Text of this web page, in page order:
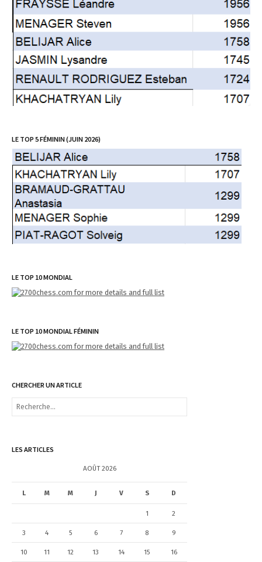
LE TOP 5 FÉMININ (JUIN 2026)
LE TOP 10 MONDIAL
LE TOP 10 MONDIAL FÉMININ
CHERCHER UN ARTICLE
R
r
e
LES ARTICLES
AOÛT 2026
L M M J V S D
1 2
3 4 5 6 7 8 9
10 11 12 13 14 15 16